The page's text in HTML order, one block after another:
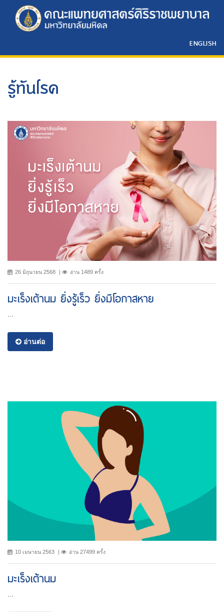
ENGLISH
รู้ทันโรค
26 มิถุนายน 2568 อ่าน 1489 ครั้ง
มะเร็งเต้านม ยิ่งรู้เร็ว ยิ่งมีโอกาสหาย
อ่านต่อ
10 เมษายน 2563 อ่าน 27499 ครั้ง
มะเร็งเต้านม